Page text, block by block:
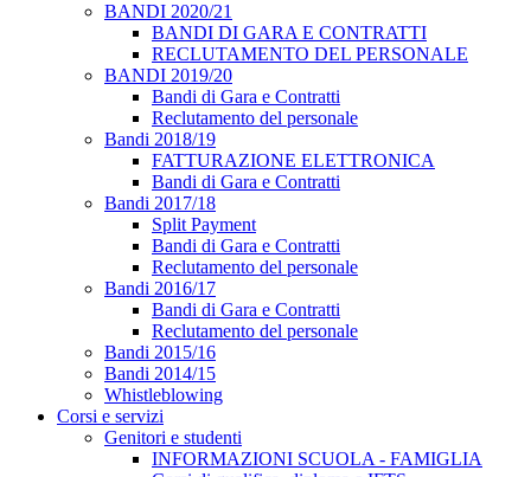
BANDI 2020/21
BANDI DI GARA E CONTRATTI
RECLUTAMENTO DEL PERSONALE
BANDI 2019/20
Bandi di Gara e Contratti
Reclutamento del personale
Bandi 2018/19
FATTURAZIONE ELETTRONICA
Bandi di Gara e Contratti
Bandi 2017/18
Split Payment
Bandi di Gara e Contratti
Reclutamento del personale
Bandi 2016/17
Bandi di Gara e Contratti
Reclutamento del personale
Bandi 2015/16
Bandi 2014/15
Whistleblowing
Corsi e servizi
Genitori e studenti
INFORMAZIONI SCUOLA - FAMIGLIA